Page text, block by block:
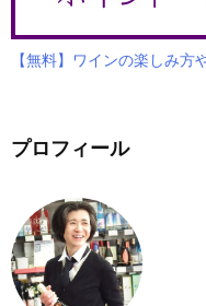
【無料】ワインの楽しみ方
プロフィール